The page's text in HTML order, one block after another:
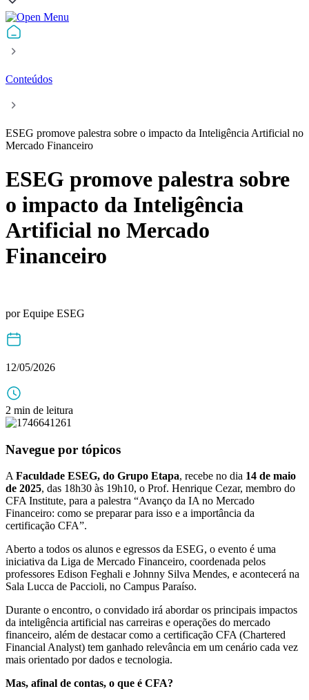
Conteúdos
ESEG promove palestra sobre o impacto da Inteligência Artificial no
Mercado Financeiro
ESEG promove palestra sobre
o impacto da Inteligência
Artificial no Mercado
Financeiro
porEquipe ESEG
12/05/2026
2 min de leitura
Navegue por tópicos
A Faculdade ESEG, do Grupo Etapa, recebe no dia 14 de maio
de 2025, das 18h30 às 19h10, o Prof. Henrique Cezar, membro do
CFA Institute, para a palestra “Avanço da IA no Mercado
Financeiro: como se preparar para isso e a importância da
certificação CFA”.
Aberto a todos os alunos e egressos da ESEG, o evento é uma
iniciativa da Liga de Mercado Financeiro, coordenada pelos
professores Edison Feghali e Johnny Silva Mendes, e acontecerá na
Sala Lucca de Paccioli, no Campus Paraíso.
Durante o encontro, o convidado irá abordar os principais impactos
da inteligência artificial nas carreiras e operações do mercado
financeiro, além de destacar como a certificação CFA (Chartered
Financial Analyst) tem ganhado relevância em um cenário cada vez
mais orientado por dados e tecnologia.
Mas, afinal de contas, o que é CFA?